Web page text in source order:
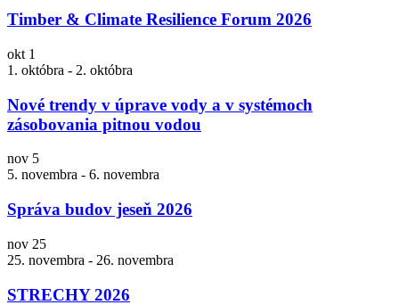
Timber & Climate Resilience Forum 2026
okt 1
1. októbra - 2. októbra
Nové trendy v úprave vody a v systémoch
zásobovania pitnou vodou
nov 5
5. novembra - 6. novembra
Správa budov jeseň 2026
nov 25
25. novembra - 26. novembra
STRECHY 2026